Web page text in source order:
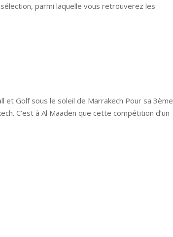
parmi laquelle vous retrouverez les
et Golf sous le soleil de Marrakech Pour sa 3ème
C’est à Al Maaden que cette compétition d’un